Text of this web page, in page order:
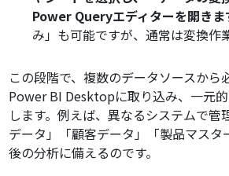
Power Queryエディターを開きま
み」も可能ですが、通常は変換作
この段階で、複数のデータソースから
Power BI Desktopに取り込み、一元
します。例えば、異なるシステムで管
データ」「顧客データ」「製品マスタ
後の分析に備えるのです。